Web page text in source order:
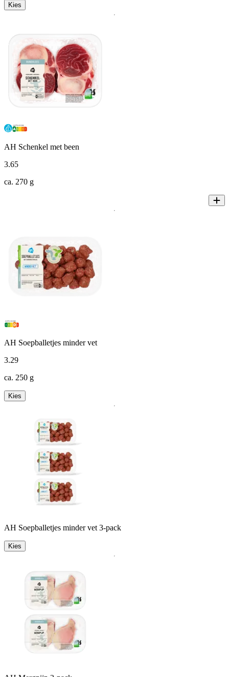
Kies
AH Schenkel met been
3.65
ca. 270 g
AH Soepballetjes minder vet
3.29
ca. 250 g
Kies
AH Soepballetjes minder vet 3-pack
Kies